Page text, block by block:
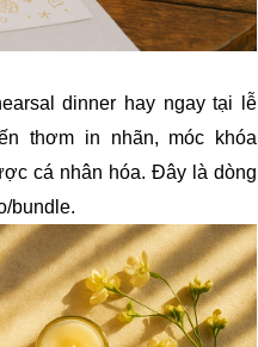
dinner hay ngay tại lễ
thơm in nhãn, móc khóa
cá nhân hóa. Đây là dòng
bundle.